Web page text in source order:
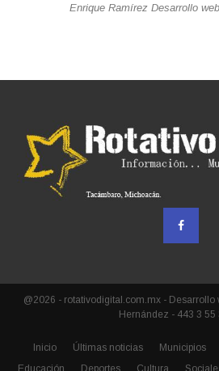
Enrique Ramírez Desarrollo
@2026 - rotativodigital.com.mx - Desarrollo
Hernández - 443 3 55
Inicio Últimas noticias Municipios